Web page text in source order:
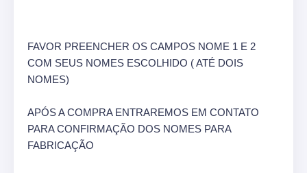
FAVOR PREENCHER OS CAMPOS NOME 1 E 2
COM SEUS NOMES ESCOLHIDO ( ATÉ DOIS
NOMES)
APÓS A COMPRA ENTRAREMOS EM CONTATO
PARA CONFIRMAÇÃO DOS NOMES PARA
FABRICAÇÃO